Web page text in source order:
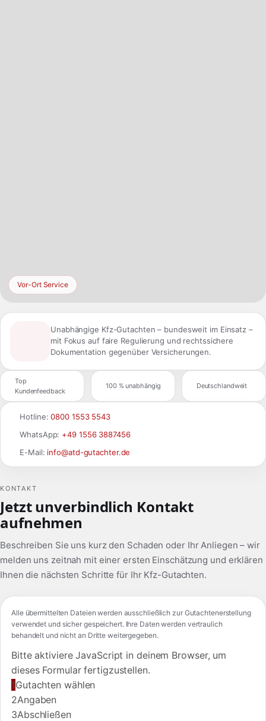
KONTAKT
Jetzt unverbindlich Kontakt
aufnehmen
Beschreiben Sie uns kurz den Schaden oder Ihr Anliegen – wir
melden uns zeitnah mit einer ersten Einschätzung und erklären
Ihnen die nächsten Schritte für Ihr Kfz-Gutachten.
Alle übermittelten Dateien werden ausschließlich zur Gutachtenerstellung
verwendet und sicher gespeichert. Ihre Daten werden vertraulich
behandelt und nicht an Dritte weitergegeben.
Bitte aktiviere JavaScript in deinem Browser, um
dieses Formular fertigzustellen.
1Gutachten wählen
2Angaben
3Abschließen
Vor-Ort Service
Unabhängige Kfz-Gutachten – bundesweit im Einsatz –
mit Fokus auf faire Regulierung und rechtssichere
Dokumentation gegenüber Versicherungen.
Top
Kundenfeedback
100 % unabhängig Deutschlandweit
Hotline:0800 1553 5543
WhatsApp: +49 1556 3887456
E-Mail: info@atd-gutachter.de